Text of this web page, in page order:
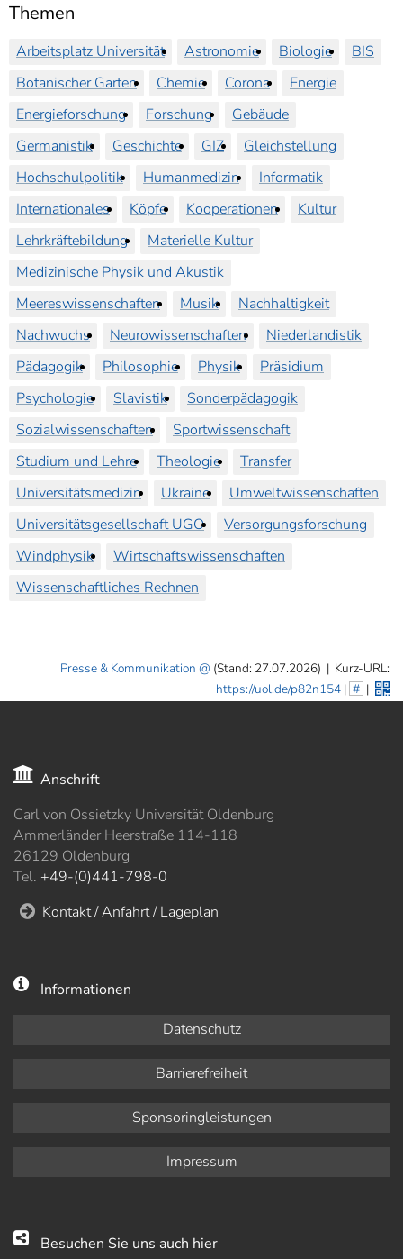
Themen
Arbeitsplatz Universität Astronomie Biologie
BIS
Botanischer Garten
Chemie Corona
Energie
Energieforschung
Forschung
Gebäude
Germanistik
Geschichte GIZ
Gleichstellung
Hochschulpolitik
Humanmedizin
Informatik
Internationales
Köpfe Kooperationen
Kultur
Lehrkräftebildung
Materielle Kultur
Medizinische Physik und Akustik
Meereswissenschaften
Musik
Nachhaltigkeit
Nachwuchs
Neurowissenschaften
Niederlandistik
Pädagogik
Philosophie Physik
Präsidium
Psychologie
Slavistik
Sonderpädagogik
Sozialwissenschaften
Sportwissenschaft
Studium und Lehre
Theologie
Transfer
Universitätsmedizin
Ukraine
Umweltwissenschaften
Universitätsgesellschaft UGO
Versorgungsforschung
Windphysik
Wirtschaftswissenschaften
Wissenschaftliches Rechnen
Presse & Kommunikation (Stand: 27.07.2026) | Kurz-URL:
https://uol.de/p82n154| # |
Anschrift
Carl von Ossietzky Universität Oldenburg
Ammerländer Heerstraße 114-118
26129 Oldenburg
Tel. +49-(0)441-798-0
Kontakt / Anfahrt / Lageplan
Informationen
Datenschutz
Barrierefreiheit
Sponsoringleistungen
Impressum
Besuchen Sie uns auch hier